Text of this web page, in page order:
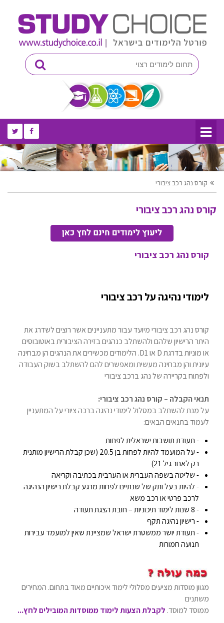
קורס נהג רכב ציבורי
קורס נהג רכב ציבורי
קורס נהג רכב ציבורי
לימודי נהיגה על רכב ציבורי
קורס נהג רכב ציבורי מיועד עבור מתעניינים אשר רוצים לשדרג את
היתר הרישיון שלהם ולהשתלב כנהגים בזירה הציבורית באוטובוסים
או מוניות בדרגת D או D1. הלימודים מכשירים את הנהגים הן מבחינה
עיונית והן מבחינה מעשית ומאפשרים להם להשתלב בשוק העבודה
ולפתוח בקריירה של נהג ברכב ציבורי
תנאי הקבלה – קורס נהג רכב ציבורי:
על מנת להשתלב במסלול לימודי נהיגה ברכה ציורי על המתעניין
לעמוד בתנאים הבאים:
- תעודת תושבות ישראלית לפחות
- על המועמד להיות לפחות בן 20.5 (שכן קבלת הרישיון מותנית
רק לאחר גיל 21)
- שליטה בשפה העברית או הערבית בכתיבה וקריאה
- להיות בעל ותק של שנתיים לפחות מרגע קבלת רישיון הנהיגה
לרכב פרטי או רכב משא
- 8 שנות לימוד תיכוניות – חובת הצגת תעודה
- רישיון נהיגה תקף
- תעודת יושר ממשטרת ישראל שמציינת שאין למועמד עבירות
תנועה חמורות
מגוון מוסדות מציעים מסלולי לימוד איכותיים מאוד בתחום. המחירים
משתנים
ממוסד למוסד. לקבלת הצעות לימוד ממוסדות המובילים לחץ...